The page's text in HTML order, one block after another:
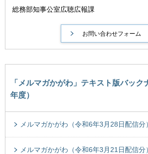
総務部知事公室広聴広報課
「メルマガかがわ」テキスト版バック
年度）
メルマガかがわ（令和6年3月28日配信分）
メルマガかがわ（令和6年3月21日配信分）